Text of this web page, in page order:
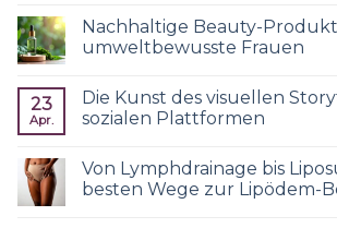
Nachhaltige Beauty-
umweltbewusste Frauen
23
Apr.
Die Kunst des visuellen
sozialen Plattformen
Von Lymphdrainage bis
besten Wege zur Lipödem-